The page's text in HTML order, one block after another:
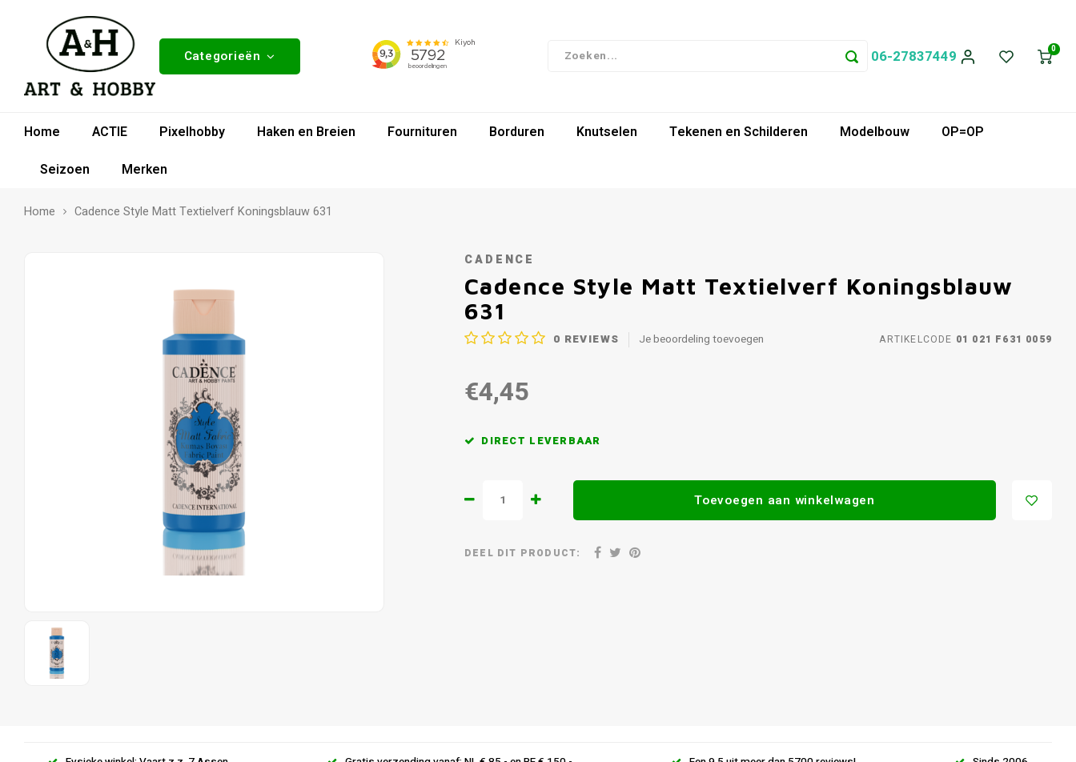
Categorieën 06-27837449 0
Home ACTIE Pixelhobby Haken en Breien Fournituren Borduren Knutselen Tekenen en Schilderen Modelbouw
OP=OP
Seizoen
Merken
Home Cadence Style Matt Textielverf Koningsblauw 631
CADENCE
Cadence Style Matt Textielverf Koningsblauw
631
0 REVIEWS Je beoordeling toevoegen ARTIKELCODE 01 021 F631 0059
€4,45
DIRECT LEVERBAAR
Toevoegen aan winkelwagen
DEEL DIT PRODUCT: